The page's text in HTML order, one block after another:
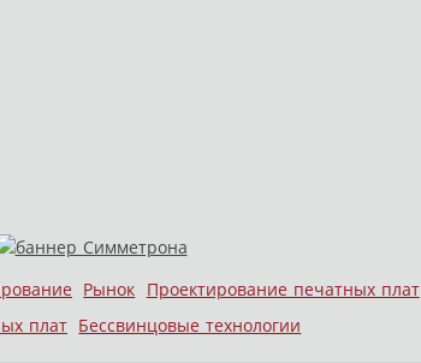
Рынок Проектирование печатных плат
плат Бессвинцовые технологии